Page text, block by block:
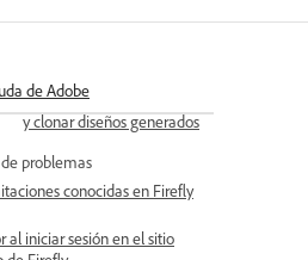
de Adobe
Actualizar, redimensionar
y clonar diseños generados
problemas
conocidas en Firefly
al iniciar sesión en el sitio